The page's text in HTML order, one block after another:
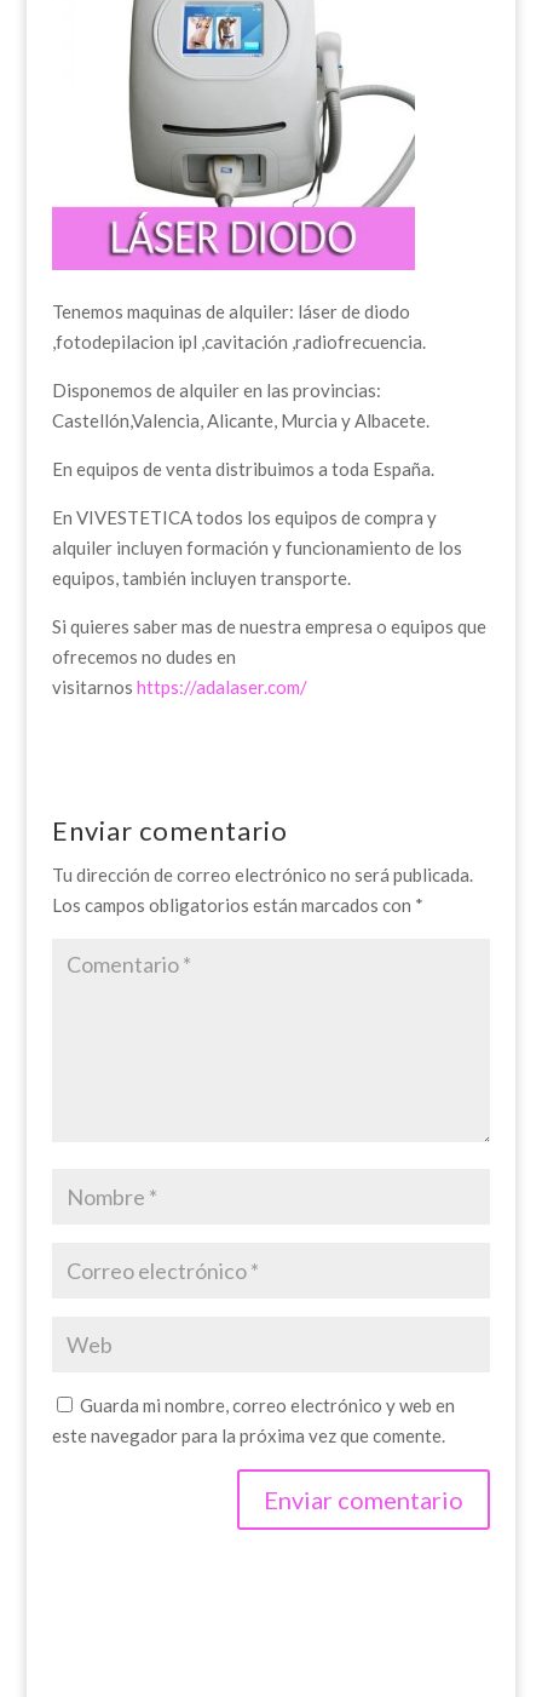
Tenemos maquinas de alquiler: láser de diodo
,fotodepilacion ipl ,cavitación ,radiofrecuencia.
Disponemos de alquiler en las provincias:
Castellón,Valencia, Alicante, Murcia y Albacete.
En equipos de venta distribuimos a toda España.
En VIVESTETICA todos los equipos de compra y
alquiler incluyen formación y funcionamiento de los
equipos, también incluyen transporte.
Si quieres saber mas de nuestra empresa o equipos que
ofrecemos no dudes en
visitarnos https://adalaser.com/
Enviar comentario
Tu dirección de correo electrónico no será publicada.
Los campos obligatorios están marcados con *
Guarda mi nombre, correo electrónico y web en
este navegador para la próxima vez que comente.